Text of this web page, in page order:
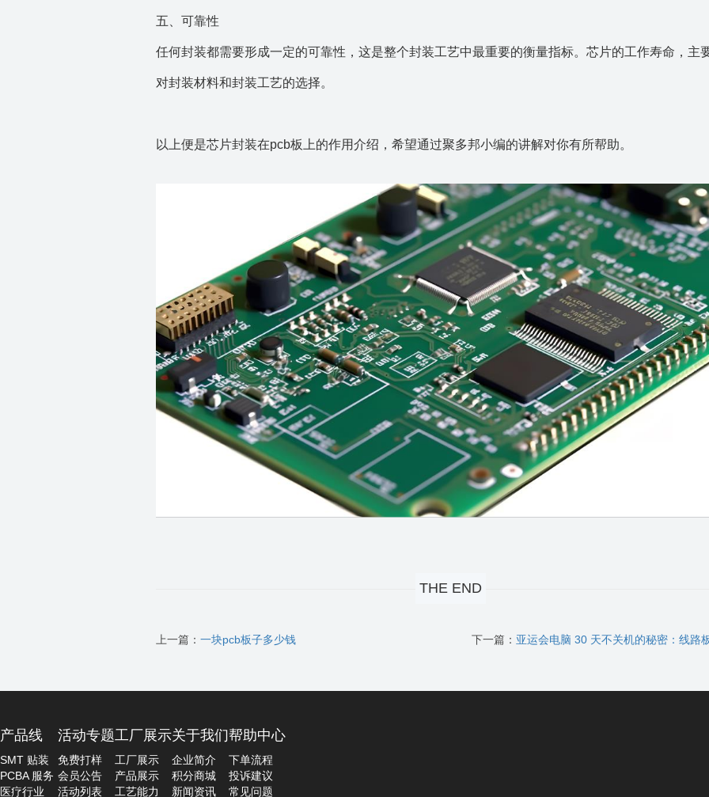
五、可靠性
任何封装都需要形成一定的可靠性，这是整个封装工艺中最重要的衡量指标。芯片的工作寿命，主
对封装材料和封装工艺的选择。
以上便是芯片封装在pcb板上的作用介绍，希望通过聚多邦小编的讲解对你有所帮助。
THE END
上一篇： 一块pcb板子多少钱 下一篇： 亚运会电脑 30 天不关机的秘密：线路
产品线
SMT 贴装
PCBA 服务
医疗行业
活动专题
免费打样
会员公告
活动列表
工厂展示
工厂展示
产品展示
工艺能力
关于我们
企业简介
积分商城
新闻资讯
帮助中心
下单流程
投诉建议
常见问题